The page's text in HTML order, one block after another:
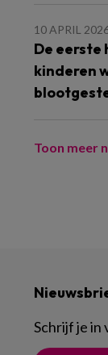
10 APRIL
De eerste
kinderen
Toon meer
Schrijf je in